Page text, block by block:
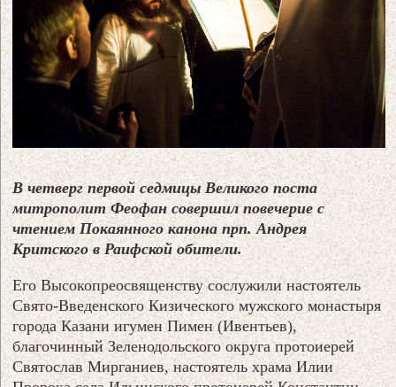
В четверг первой седмицы Великого поста
митрополит Феофан совершил повечерие с
чтением Покаянного канона прп. Андрея
Критского в Раифской обители.
Его Высокопреосвященству сослужили настоятель
Свято-Введенского Кизического мужского монастыря
города Казани игумен Пимен (Ивентьев),
благочинный Зеленодольского округа протоиерей
Святослав Мирганиев, настоятель храма Илии